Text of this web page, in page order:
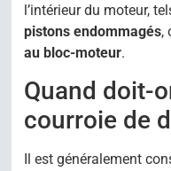
l’intérieur du moteur,
pistons endommagés,
au bloc-moteur.
Quand doit-
courroie de
Il est généralement